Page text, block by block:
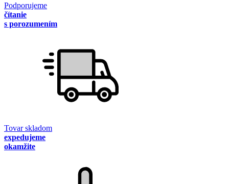
Podporujeme
čítanie
s porozumením
Tovar skladom
expedujeme
okamžite